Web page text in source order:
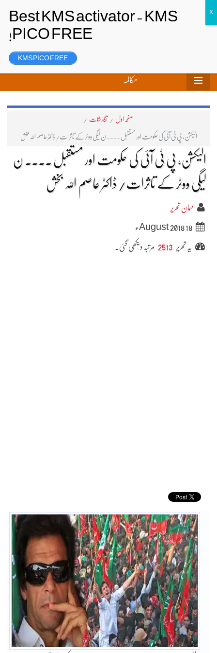
رجسٹر
مکالمہ
صفحہ اول / نگارشات /
الیکشن، پی ٹی آئی کی حکومت اور مستقبل ۔۔۔۔ ن لیگی ووٹر کے تاثرات/ ڈاکٹر عاصم اللہ بخش
الیکشن، پی ٹی آئی کی حکومت اور مستقبل ۔۔۔۔ ن
لیگی ووٹر کے تاثرات/ ڈاکٹر عاصم اللہ بخش
مہمان تحریر
18 August 2018ء
یہ تحریر 2513 مرتبہ دیکھی گئی۔
KMS PICO FREE